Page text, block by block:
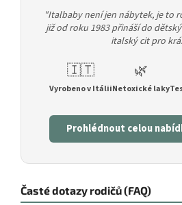
"Italbaby není jen nábytek, je to
již od roku 1983 přináší do
italský cit pro
🇮🇹
Vyrobeno v Itálii
🌿
Netoxické laky
Prohlédnout celou
Časté dotazy rodičů (FAQ)